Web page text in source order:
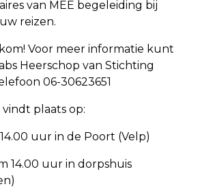
van MEE begeleiding bij
reizen.
Voor meer informatie kunt
Heerschop van Stichting
06-30623651
plaats op:
uur in de Poort (Velp)
14.00 uur in dorpshuis